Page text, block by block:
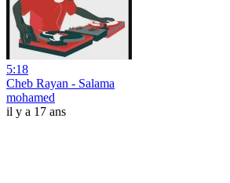
5:18
Cheb Rayan - Salama
mohamed
il y a 17 ans